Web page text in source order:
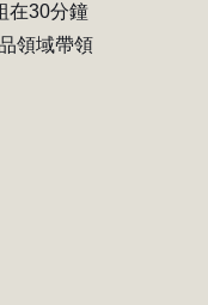
在30分鐘
領域帶領